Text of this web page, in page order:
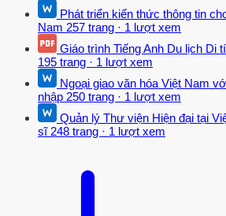
Người công nhân trước đây bị gắn chặt
thực hiện chức năng mới, chức năng điều
hóa, kiểm tra chất lượng và kiểm tra sự ổn
động hóa. Còn những công đoạn trực tiếp
do máy, người máy thực hiện. Tuy nhiên,
chung vẫn hoàn toàn phụ thuộc vào quyết
xếp lại lao động - một quá trình tất yếu:
một hệ thống sản xuất, trong ứng dụng các
việc sắp xếp lại lao động, nâng cao tay
Phát triển kiến thức thông tin
Nam 257 trang · 1 lượt xem
Giáo trình Tiếng Anh Du lịch Di
195 trang · 1 lượt xem
Ngoại giao văn hóa Việt Nam
nhập 250 trang · 1 lượt xem
Quản lý Thư viện Hiện đại tại
sĩ 248 trang · 1 lượt xem